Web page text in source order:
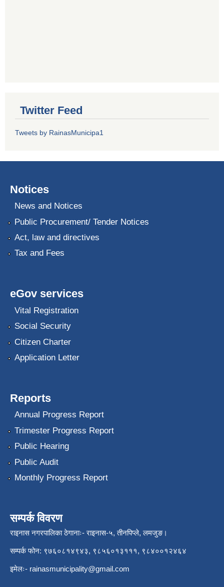
Twitter Feed
Tweets by RainasMunicipa1
Notices
News and Notices
Public Procurement/ Tender Notices
Act, law and directives
Tax and Fees
eGov services
Vital Registration
Social Security
Citizen Charter
Application Letter
Reports
Annual Progress Report
Trimester Progress Report
Public Hearing
Public Audit
Monthly Progress Report
सम्पर्क विवरण
राइनास नगरपालिका ठेगानाः- राइनास-५, तीनपिप्ले, लमजुङ।
सम्पर्क फोन: ९७६०८१४९४३, ९८५६०१३१११, ९८४००१२४६४
इमेलः- rainasmunicipality@gmail.com